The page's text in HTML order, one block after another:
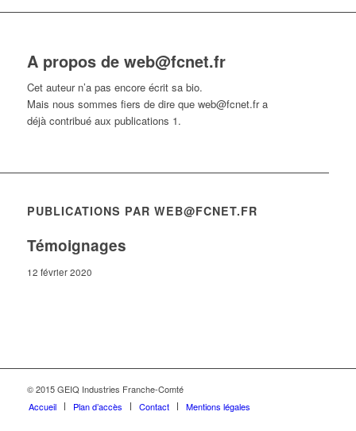
A propos de web@fcnet.fr
Cet auteur n’a pas encore écrit sa bio.
Mais nous sommes fiers de dire que web@fcnet.fra
déjà contribué aux publications 1.
PUBLICATIONS PAR WEB@FCNET.FR
Témoignages
12 février 2020
© 2015 GEIQ Industries Franche-Comté
Accueil
Plan d’accès Contact Mentions légales